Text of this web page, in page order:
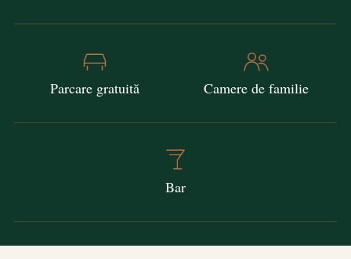
Parcare gratuită Camere de familie
Bar